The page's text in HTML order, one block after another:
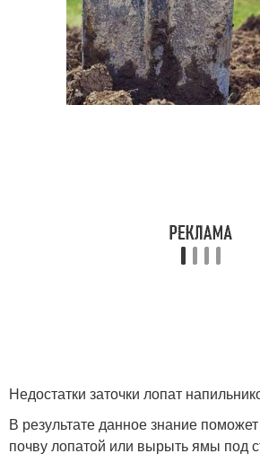
Недостатки заточки лопат
В результате данное знание
почву лопатой или вырыть ямы под